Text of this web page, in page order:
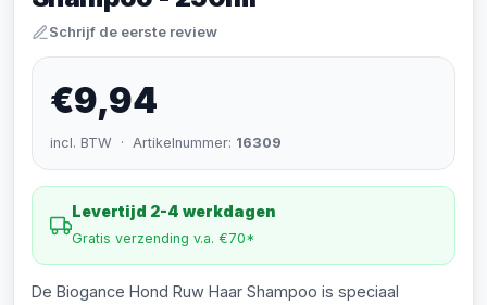
Schrijf de eerste review
€9,94
incl. BTW · Artikelnummer: 16309
Levertijd 2-4 werkdagen
Gratis verzending v.a. €70*
De Biogance Hond Ruw Haar Shampoo is speciaal